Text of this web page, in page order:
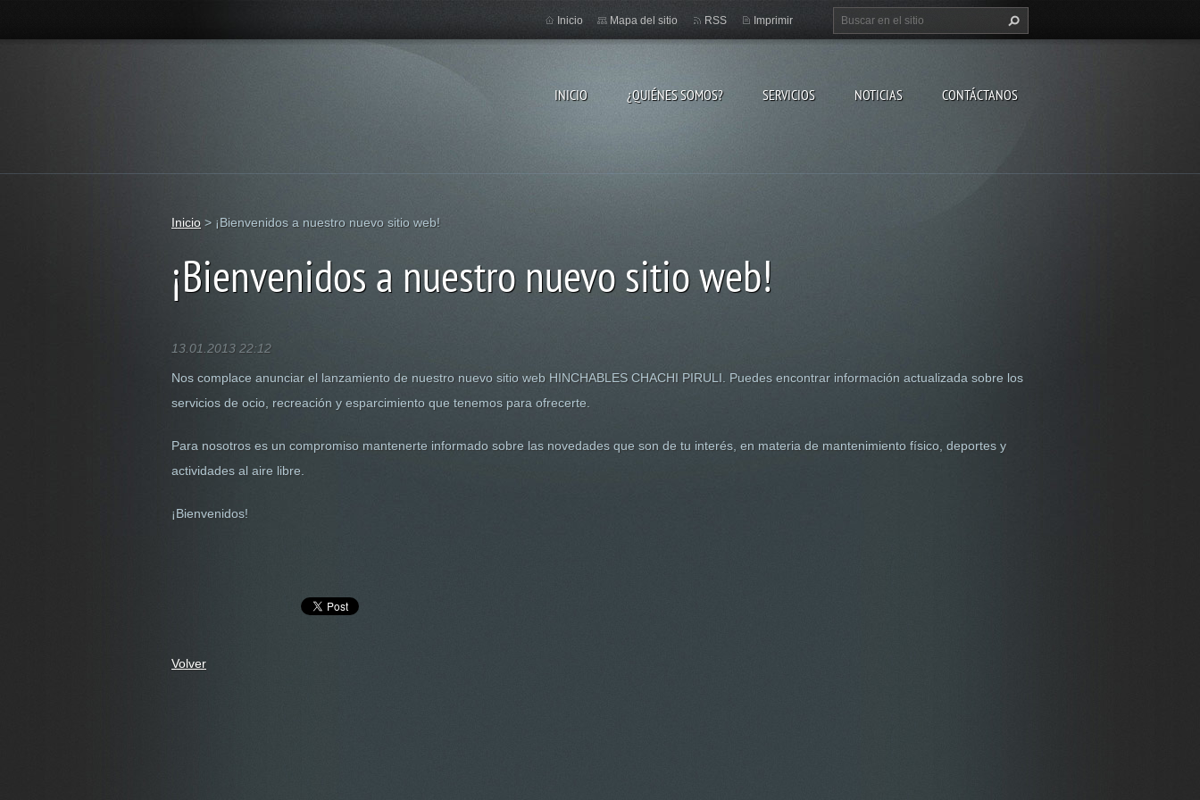
INICIO ¿QUIÉNES SOMOS? SERVICIOS NOTICIAS CONTÁCTANOS
Inicio Mapa del sitio RSS Imprimir
Inicio > ¡Bienvenidos a nuestro nuevo sitio web!
¡Bienvenidos a nuestro nuevo sitio web!
13.01.2013 22:12
Nos complace anunciar el lanzamiento de nuestro nuevo sitio web HINCHABLES CHACHI PIRULI. Puedes encontrar información actualizada sobre los
servicios de ocio, recreación y esparcimiento que tenemos para ofrecerte.
Para nosotros es un compromiso mantenerte informado sobre las novedades que son de tu interés, en materia de mantenimiento físico, deportes y
actividades al aire libre.
¡Bienvenidos!
Volver